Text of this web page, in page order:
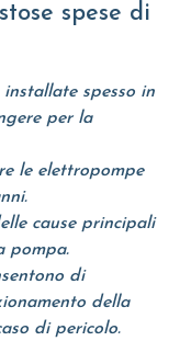
spese di
installate spesso in
per la
le elettropompe
cause principali
pompa.
di
della
di pericolo.